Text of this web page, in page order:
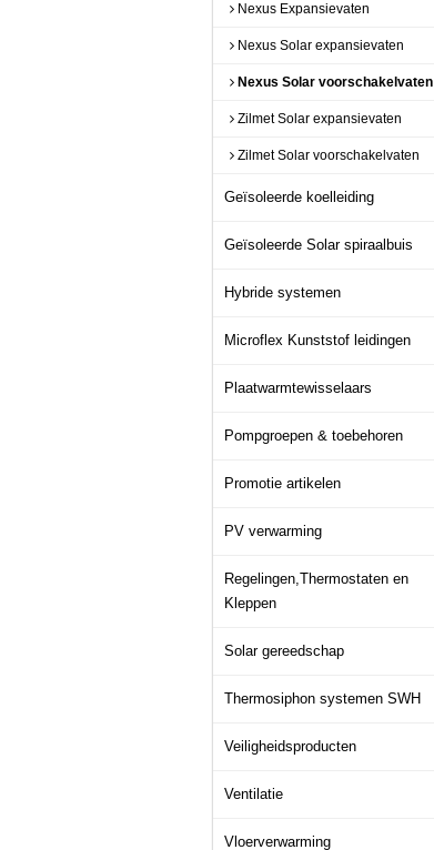
Nexus Expansievaten
Nexus Solar expansievaten
Nexus Solar voorschakelvaten
Zilmet Solar expansievaten
Zilmet Solar voorschakelvaten
Geïsoleerde koelleiding
Geïsoleerde Solar spiraalbuis
Hybride systemen
Microflex Kunststof leidingen
Plaatwarmtewisselaars
Pompgroepen & toebehoren
Promotie artikelen
PV verwarming
Regelingen,Thermostaten en
Kleppen
Solar gereedschap
Thermosiphon systemen SWH
Veiligheidsproducten
Ventilatie
Vloerverwarming